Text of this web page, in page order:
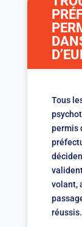
Tous
permis
volant,
réussis.